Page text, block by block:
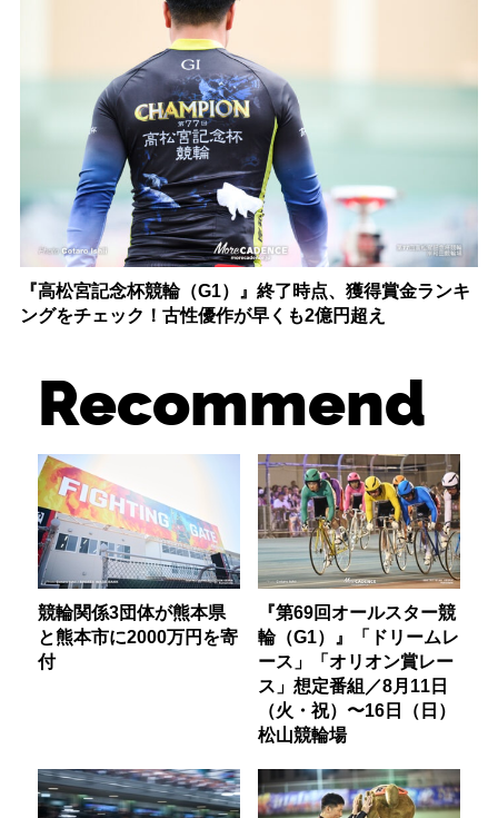
『高松宮記念杯競輪（G1）』終了時点、獲得賞金ランキ
ングをチェック！古性優作が早くも2億円超え
Recommend
競輪関係3団体が熊本県
と熊本市に2000万円を寄
付
『第69回オールスター競
輪（G1）』「ドリームレ
ース」「オリオン賞レー
ス」想定番組／8月11日
（火・祝）〜16日（日）
松山競輪場